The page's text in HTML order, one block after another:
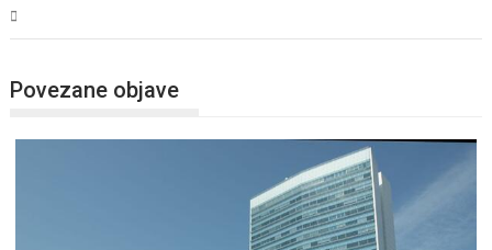
Povezane objave